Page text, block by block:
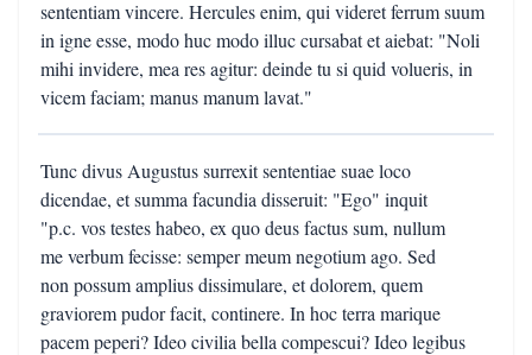
sententiam vincere. Hercules enim, qui videret ferrum suum
in igne esse, modo huc modo illuc cursabat et aiebat: "Noli
mihi invidere, mea res agitur: deinde tu si quid volueris, in
vicem faciam; manus manum lavat."
Tunc divus Augustus surrexit sententiae suae loco
dicendae, et summa facundia disseruit: "Ego" inquit
"p.c. vos testes habeo, ex quo deus factus sum, nullum
me verbum fecisse: semper meum negotium ago. Sed
non possum amplius dissimulare, et dolorem, quem
graviorem pudor facit, continere. In hoc terra marique
pacem peperi? Ideo civilia bella compescui? Ideo legibus